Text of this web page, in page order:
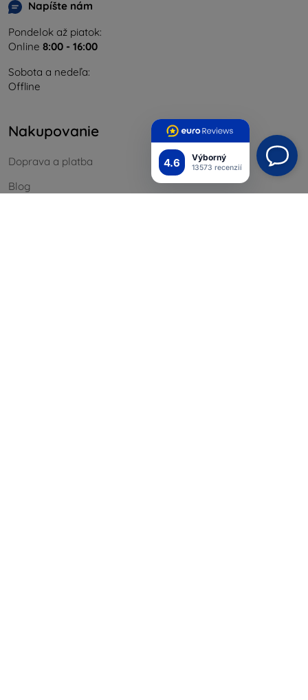
4.6 Výborný
13573 recenzií
Napíšte nám
Pondelok až piatok:
Online 8:00 - 16:00
Sobota a nedeľa:
Offline
Nakupovanie
Doprava a platba
Blog